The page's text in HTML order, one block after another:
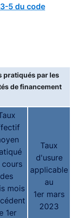
5 du code
pratiqués par les
de financement
cours
des
mois
1er
Taux
d'usure
applicable
au
1er mars
2023